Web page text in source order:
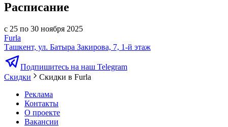
Расписание
с 25 по 30 ноября 2025
Furla
Ташкент, ул. Батыра Закирова, 7, 1-й этаж
Подпишитесь на наш Telegram
Скидки
Скидки в Furla
Реклама
Контакты
О проекте
Вакансии